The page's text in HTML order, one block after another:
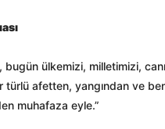
bugün ülkemizi, milletimizi,
türlü afetten, yangından ve
muhafaza eyle.”